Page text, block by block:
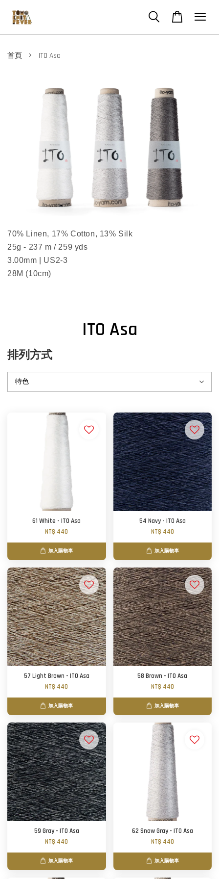
首頁 › ITO Asa
70% Linen, 17% Cotton, 13% Silk
25g - 237 m / 259 yds
3.00mm | US2-3
28M (10cm)
ITO Asa
排列方式
61 White - ITO Asa
NT$ 440
加入購物車
54 Navy - ITO Asa
NT$ 440
加入購物車
57 Light Brown - ITO Asa
NT$ 440
加入購物車
58 Brown - ITO Asa
NT$ 440
加入購物車
59 Gray - ITO Asa
NT$ 440
加入購物車
62 Snow Gray - ITO Asa
NT$ 440
加入購物車